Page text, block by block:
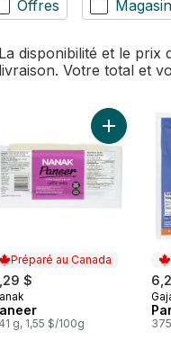
Offres
La disponibilité et le prix
livraison. Votre total et
Préparé au Canada
$
au Canada
g, 1,55 $/100g
Ajouter